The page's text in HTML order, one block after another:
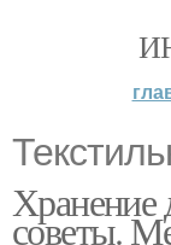
Хранение
советы.